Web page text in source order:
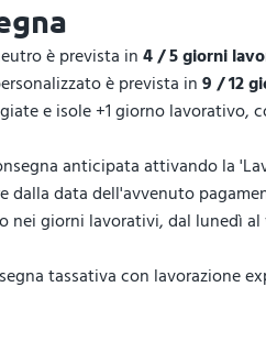
è prevista in4 / 5 giorni
è prevista in9 / 12
e isole +1 giorno lavorativo,
anticipata attivando la
dalla data dell'avvenuto
nei giorni lavorativi, dal lunedì
tassativa con